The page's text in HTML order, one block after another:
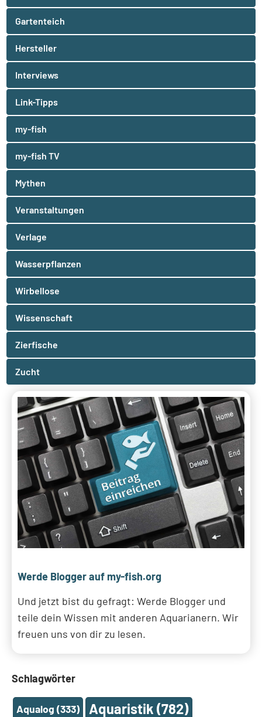
Gartenteich
Hersteller
Interviews
Link-Tipps
my-fish
my-fish TV
Mythen
Veranstaltungen
Verlage
Wasserpflanzen
Wirbellose
Wissenschaft
Zierfische
Zucht
Werde Blogger auf my-fish.org
Und jetzt bist du gefragt: Werde Blogger und
teile dein Wissen mit anderen Aquarianern. Wir
freuen uns von dir zu lesen.
Schlagwörter
Aqualog (333) Aquaristik (782)